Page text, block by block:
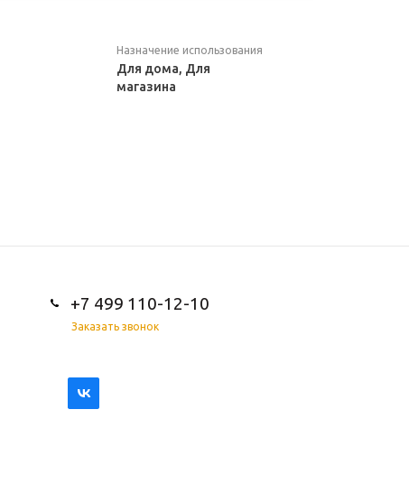
Назначение использования
Для дома, Для
магазина
+7 499 110-12-10
Заказать звонок